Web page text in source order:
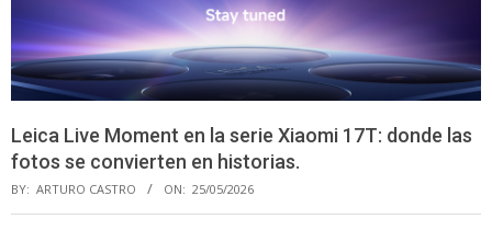
Leica Live Moment en la serie Xiaomi 17T: donde las
fotos se convierten en historias.
BY: ARTURO CASTRO ON: 25/05/2026